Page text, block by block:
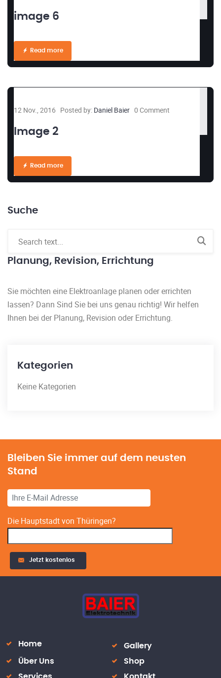
image 6
Read more
12 Nov., 2016 Posted by: Daniel Baier 0 Comment
Image 2
Read more
Suche
Planung, Revision, Errichtung
Sie möchten eine Elektroanlage planen oder errichten
lassen? Dann Sind Sie bei uns genau richtig! Wir helfen
Ihnen bei der Planung, Revision oder Errichtung.
Kategorien
Keine Kategorien
Bleiben Sie immer auf dem neusten
Stand
Die Hauptstadt von Thüringen?
Jetzt kostenlos
Home
Gallery
Über Uns
Shop